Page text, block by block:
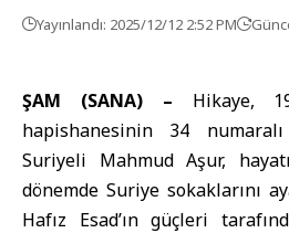
Yayınlandı: 2025/12/12 2:52 PM
ŞAM (SANA) – Hikaye,
hapishanesinin 34
Suriyeli Mahmud Aşur,
dönemde Suriye sokaklarını
Hafız Esad’ın güçleri